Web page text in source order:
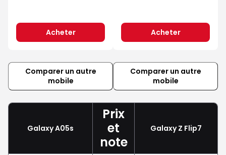
Acheter Acheter
Comparer un autre
mobile
Comparer un autre
mobile
Galaxy A05s
Prix
et
note
Galaxy Z Flip7